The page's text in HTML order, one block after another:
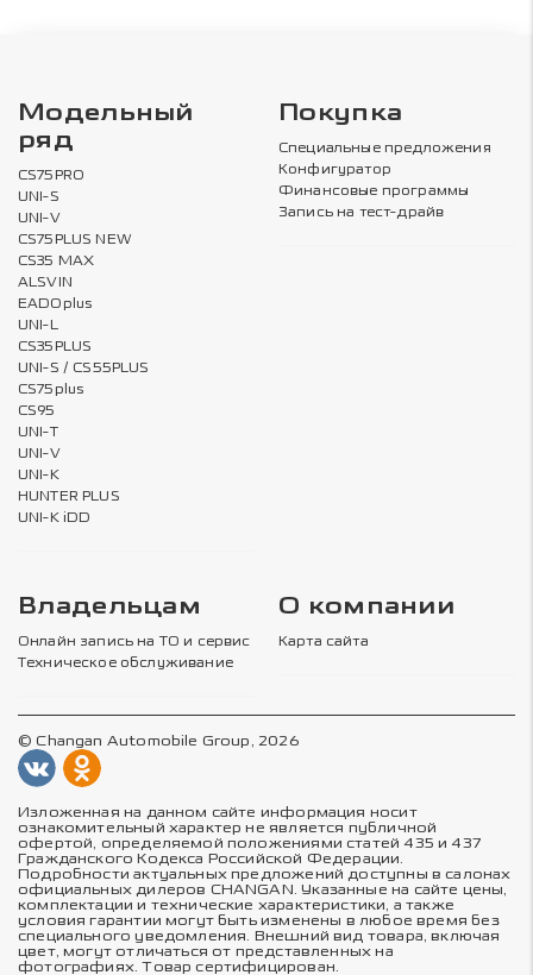
Модельный
ряд
CS75PRO
UNI-S
UNI-V
CS75PLUS NEW
CS35 MAX
ALSVIN
EADOplus
UNI-L
CS35PLUS
UNI-S / CS55PLUS
CS75plus
CS95
UNI-T
UNI-V
UNI-K
HUNTER PLUS
UNI-K iDD
Покупка
Специальные предложения
Конфигуратор
Финансовые программы
Запись на тест-драйв
Владельцам
Онлайн запись на ТО и сервис
Техническое обслуживание
О компании
Карта сайта
© Changan Automobile Group, 2026
Изложенная на данном сайте информация носит
ознакомительный характер не является публичной
офертой, определяемой положениями статей 435 и 437
Гражданского Кодекса Российской Федерации.
Подробности актуальных предложений доступны в салонах
официальных дилеров CHANGAN. Указанные на сайте цены,
комплектации и технические характеристики, а также
условия гарантии могут быть изменены в любое время без
специального уведомления. Внешний вид товара, включая
цвет, могут отличаться от представленных на
фотографиях. Товар сертифицирован.